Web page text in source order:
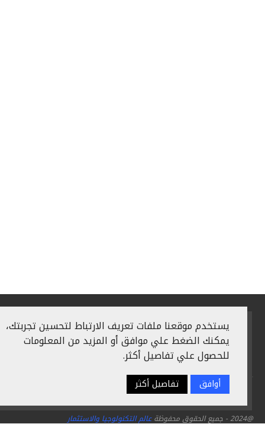
سياسة الخصوصية اعلن معنا
@2024 - جميع الحقوق محفوظة عالم التكنولوجيا والاستثمار
يستخدم موقعنا ملفات تعريف الارتباط لتحسين تجربتك،
يمكنك الضغط علي موافق أو المزيد من المعلومات
للحصول علي تفاصيل أكثر.
أوافق تفاصيل أكثر